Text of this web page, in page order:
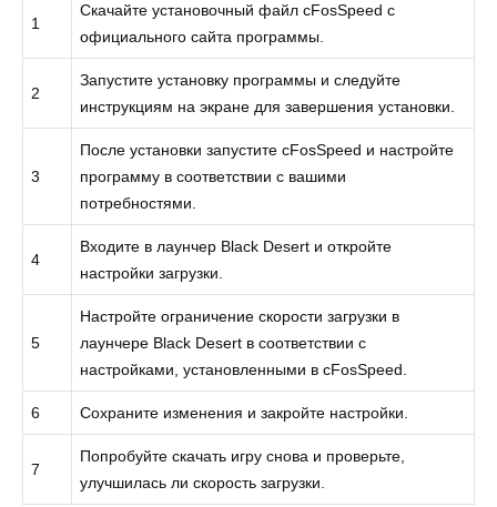
1
Скачайте установочный файл cFosSpeed с
официального сайта программы.
2
Запустите установку программы и следуйте
инструкциям на экране для завершения установки.
3
После установки запустите cFosSpeed и настройте
программу в соответствии с вашими
потребностями.
4
Входите в лаунчер Black Desert и откройте
настройки загрузки.
5
Настройте ограничение скорости загрузки в
лаунчере Black Desert в соответствии с
настройками, установленными в cFosSpeed.
6 Сохраните изменения и закройте настройки.
7
Попробуйте скачать игру снова и проверьте,
улучшилась ли скорость загрузки.